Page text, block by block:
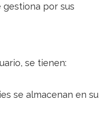
por sus
se tienen:
se almacenan en su